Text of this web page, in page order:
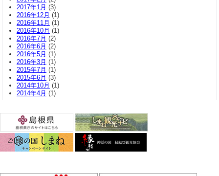
2017年1月 (3)
2016年12月 (1)
2016年11月 (1)
2016年10月 (1)
2016年7月 (2)
2016年6月 (2)
2016年5月 (1)
2016年3月 (1)
2015年7月 (1)
2015年6月 (3)
2014年10月 (1)
2014年4月 (1)